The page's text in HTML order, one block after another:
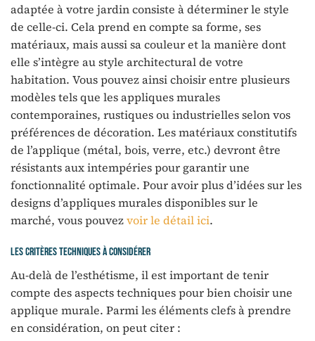
adaptée à votre jardin consiste à déterminer le style
de celle-ci. Cela prend en compte sa forme, ses
matériaux, mais aussi sa couleur et la manière dont
elle s’intègre au style architectural de votre
habitation. Vous pouvez ainsi choisir entre plusieurs
modèles tels que les appliques murales
contemporaines, rustiques ou industrielles selon vos
préférences de décoration. Les matériaux constitutifs
de l’applique (métal, bois, verre, etc.) devront être
résistants aux intempéries pour garantir une
fonctionnalité optimale. Pour avoir plus d’idées sur les
designs d’appliques murales disponibles sur le
marché, vous pouvezvoir le détail ici.
Les critères techniques à considérer
Au-delà de l’esthétisme, il est important de tenir
compte des aspects techniques pour bien choisir une
applique murale. Parmi les éléments clefs à prendre
en considération, on peut citer :